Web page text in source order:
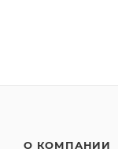
О КОМПАНИИ